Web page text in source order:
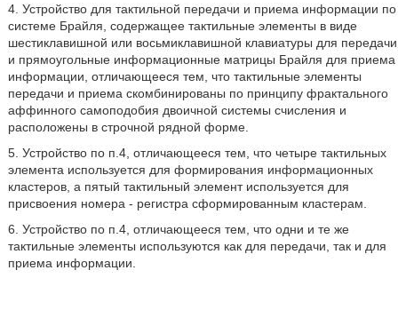
4. Устройство для тактильной передачи и приема информации по
системе Брайля, содержащее тактильные элементы в виде
шестиклавишной или восьмиклавишной клавиатуры для передачи
и прямоугольные информационные матрицы Брайля для приема
информации, отличающееся тем, что тактильные элементы
передачи и приема скомбинированы по принципу фрактального
аффинного самоподобия двоичной системы счисления и
расположены в строчной рядной форме.
5. Устройство по п.4, отличающееся тем, что четыре тактильных
элемента используется для формирования информационных
кластеров, а пятый тактильный элемент используется для
присвоения номера - регистра сформированным кластерам.
6. Устройство по п.4, отличающееся тем, что одни и те же
тактильные элементы используются как для передачи, так и для
приема информации.